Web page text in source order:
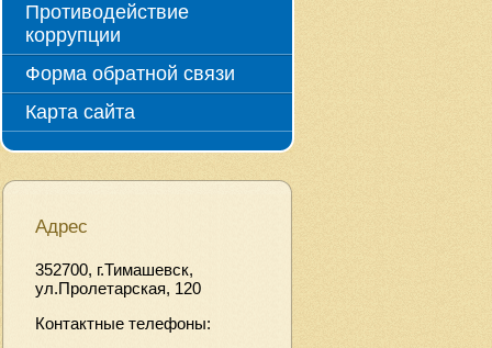
Противодействие
коррупции
Форма обратной связи
Карта сайта
Адрес
352700, г.Тимашевск,
ул.Пролетарская, 120
Контактные телефоны: